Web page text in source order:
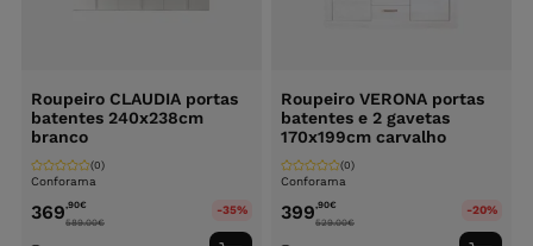
Roupeiro CLAUDIA portas
batentes 240x238cm
branco
Conforama
(0)
369,90€
589.00€
-35%
Roupeiro VERONA portas
batentes e 2 gavetas
170x199cm carvalho
Conforama
(0)
399,90€
529.00€
-20%